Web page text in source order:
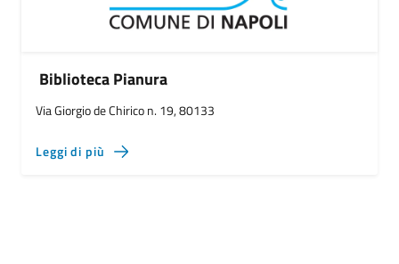
Biblioteca Pianura
Via Giorgio de Chirico n. 19, 80133
Leggi di più